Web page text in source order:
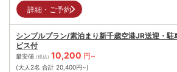
詳細・ご予約
シンプルプラン/素泊まり新千歳空港JR送迎・駐
ビス付
最安値 (税込) 10,200 円~
(大人2名 合計 20,400円~)